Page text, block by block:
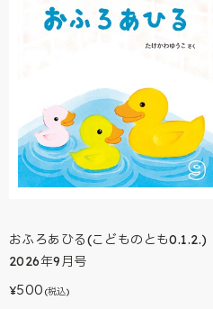
おふろあひる(こどものとも0.1.2.)
2026年9月号
¥500 (税込)